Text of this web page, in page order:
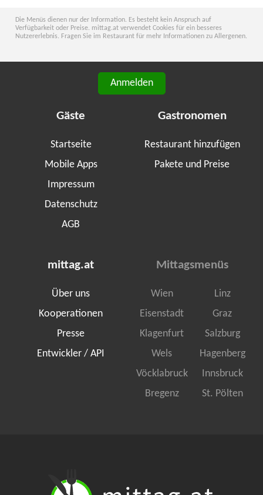
Die Menüs dienen nur der Information. Es besteht kein Anspruch auf
Verfügbarkeit oder Preise. mittag.at verwendet Cookies für ein besseres
Nutzererlebnis. Fragen Sie im Restaurant für mehr Informationen zu Allergenen.
Anmelden
Gäste
Startseite
Mobile Apps
Impressum
Datenschutz
AGB
Gastronomen
Restaurant hinzufügen
Pakete und Preise
mittag.at
Über uns
Kooperationen
Presse
Entwickler / API
Mittagsmenüs
Wien
Linz
Eisenstadt
Graz
Klagenfurt
Salzburg
Wels
Hagenberg
Vöcklabruck
Innsbruck
Bregenz
St. Pölten